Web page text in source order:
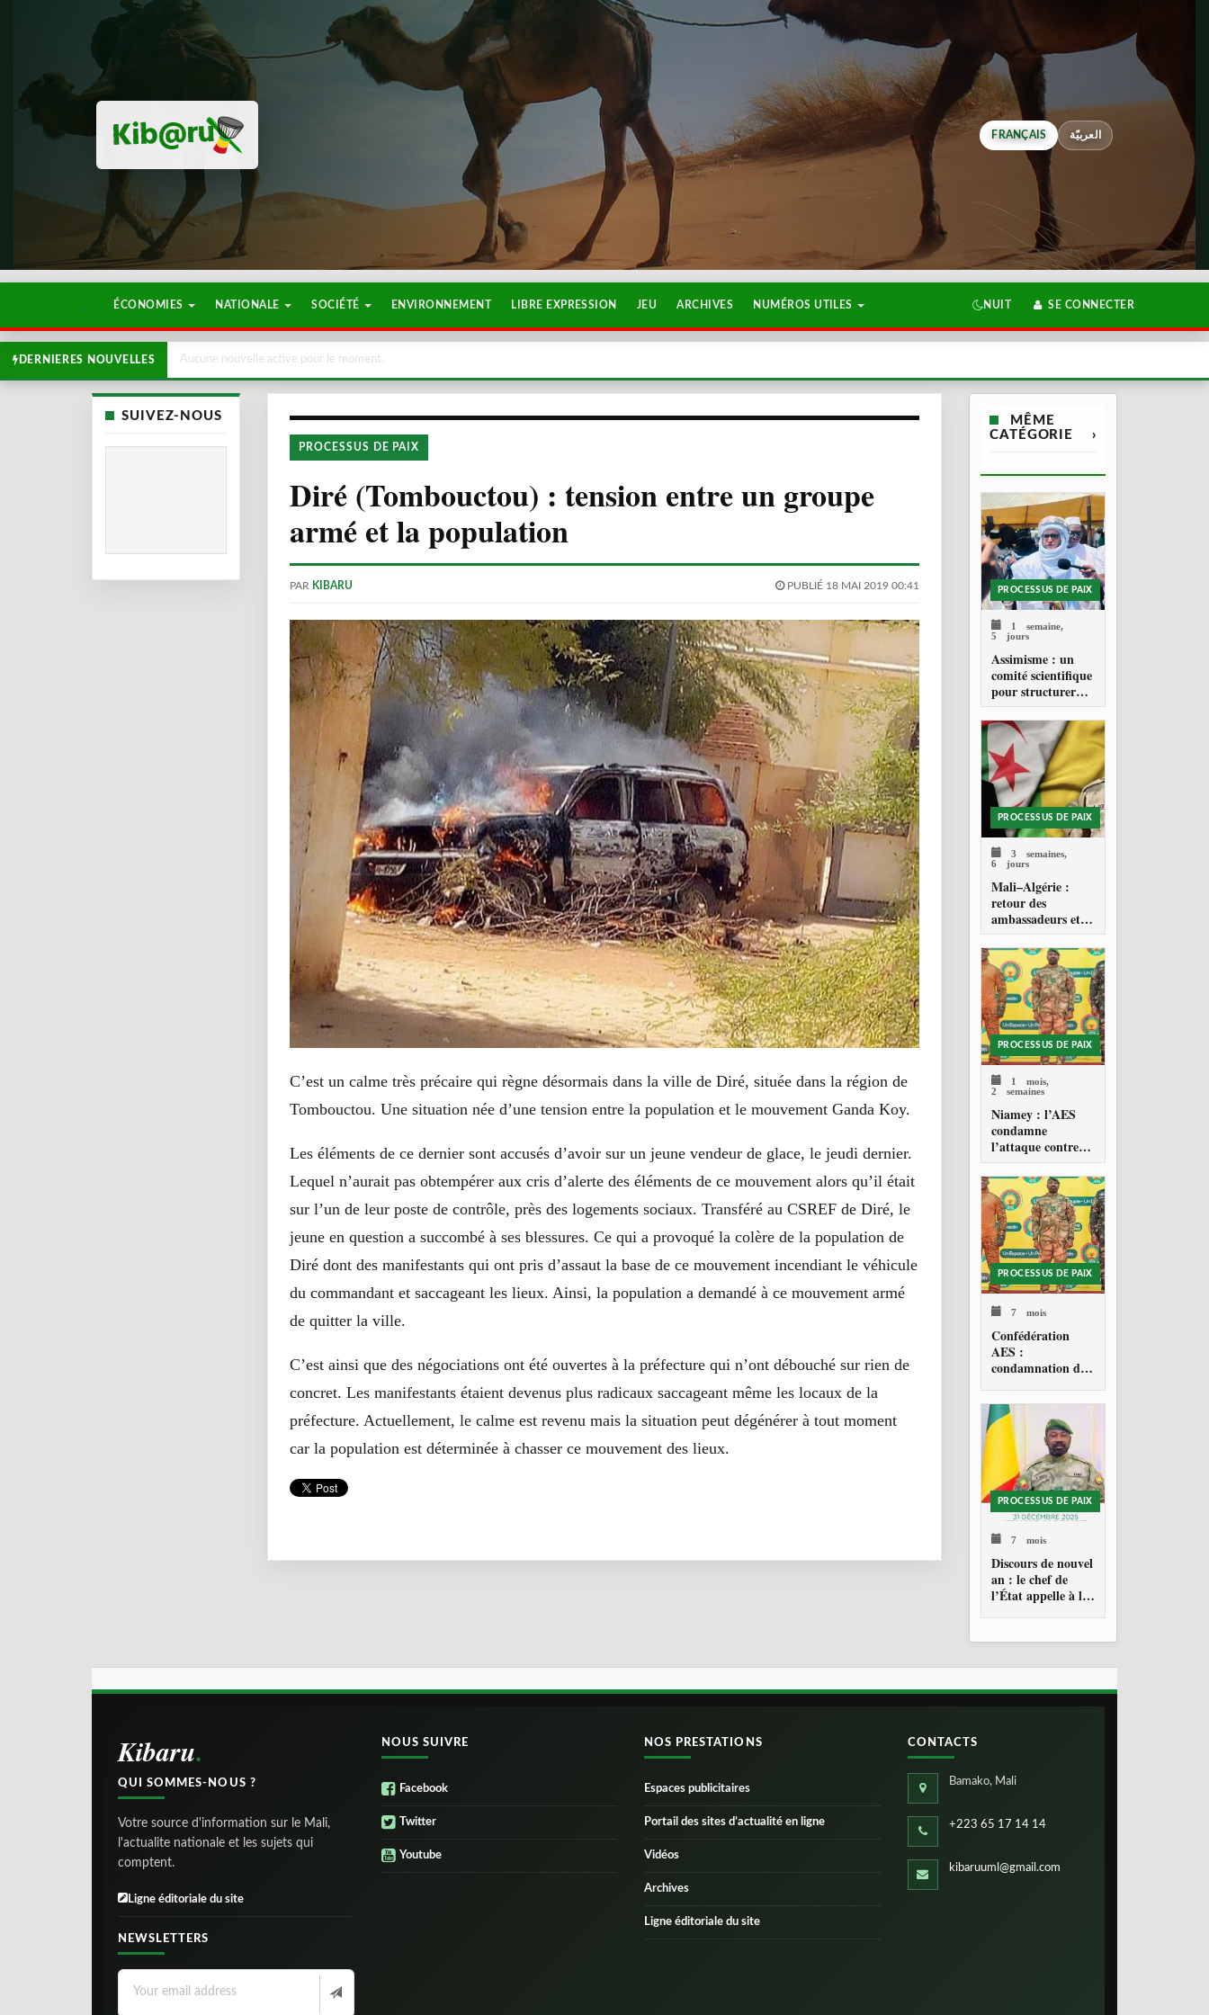
FRANÇAIS العربيّة
ÉCONOMIES NATIONALE SOCIÉTÉ ENVIRONNEMENT LIBRE EXPRESSION JEU ARCHIVES NUMÉROS UTILES NUIT SE CONNECTER
DERNIERES NOUVELLES Aucune nouvelle active pour le moment.
SUIVEZ-NOUS
PROCESSUS DE PAIX
Diré (Tombouctou) : tension entre un groupe
armé et la population
PAR KIBARU PUBLIÉ 18 MAI 2019 00:41
C’est un calme très précaire qui règne désormais dans la ville de Diré, située dans la région de
Tombouctou. Une situation née d’une tension entre la population et le mouvement Ganda Koy.
Les éléments de ce dernier sont accusés d’avoir sur un jeune vendeur de glace, le jeudi dernier.
Lequel n’aurait pas obtempérer aux cris d’alerte des éléments de ce mouvement alors qu’il était
sur l’un de leur poste de contrôle, près des logements sociaux. Transféré au CSREF de Diré, le
jeune en question a succombé à ses blessures. Ce qui a provoqué la colère de la population de
Diré dont des manifestants qui ont pris d’assaut la base de ce mouvement incendiant le véhicule
du commandant et saccageant les lieux. Ainsi, la population a demandé à ce mouvement armé
de quitter la ville.
C’est ainsi que des négociations ont été ouvertes à la préfecture qui n’ont débouché sur rien de
concret. Les manifestants étaient devenus plus radicaux saccageant même les locaux de la
préfecture. Actuellement, le calme est revenu mais la situation peut dégénérer à tout moment
car la population est déterminée à chasser ce mouvement des lieux.
MÊME
CATÉGORIE
›
PROCESSUS DE PAIX
1 semaine,
5 jours
Assimisme : un
comité scientifique
pour structurer
une doctrine de la
refondation
PROCESSUS DE PAIX
3 semaines,
6 jours
Mali–Algérie :
retour des
ambassadeurs et
réouverture des
espaces aériens
PROCESSUS DE PAIX
1 mois,
2 semaines
Niamey : l’AES
condamne
l’attaque contre
l’aéroport Diori
Hamani
PROCESSUS DE PAIX
7 mois
Confédération
AES :
condamnation de
américaine au
Venezuela
PROCESSUS DE PAIX
7 mois
Discours de nouvel
an : le chef de
l’État appelle à la
Kibaru
QUI SOMMES-NOUS ?
Votre source d'information sur le Mali,
l'actualite nationale et les sujets qui
comptent.
Ligne éditoriale du site
NEWSLETTERS
NOUS SUIVRE
Facebook
Twitter
Youtube
NOS PRESTATIONS
Espaces publicitaires
Portail des sites d’actualité en ligne
Vidéos
Archives
Ligne éditoriale du site
CONTACTS
Bamako, Mali
+223 65 17 14 14
kibaruuml@gmail.com